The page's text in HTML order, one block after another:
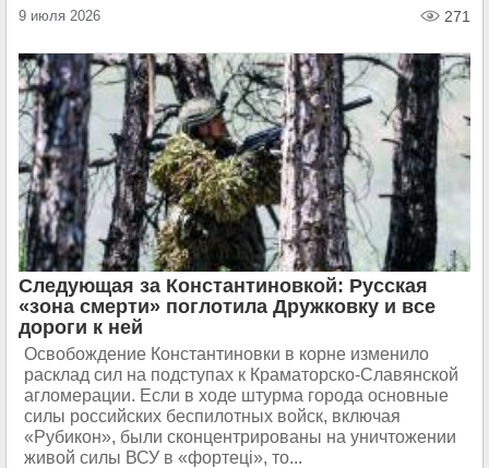
9 июля 2026 271
Следующая за Константиновкой: Русская
«зона смерти» поглотила Дружковку и все
дороги к ней
Освобождение Константиновки в корне изменило
расклад сил на подступах к Краматорско-Славянской
агломерации. Если в ходе штурма города основные
силы российских беспилотных войск, включая
«Рубикон», были сконцентрированы на уничтожении
живой силы ВСУ в «фортецi», то...